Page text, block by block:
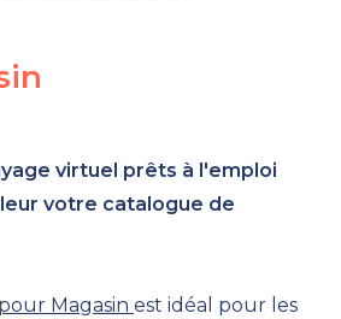
virtuel prêts à l'emploi
votre catalogue de
pour Magasin est idéal pour les